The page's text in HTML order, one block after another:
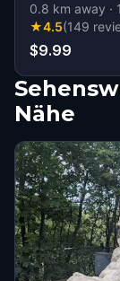
0.8 km away ·
★4.5(149
$9.99
Nähe